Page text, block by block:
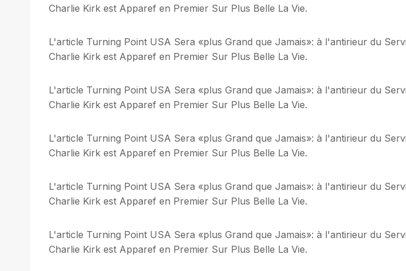
Charlie Kirk est Apparef en Premier Sur Plus Belle La Vie.
L'article Turning Point USA Sera «plus Grand que Jamais»: à l'antirieur du
Charlie Kirk est Apparef en Premier Sur Plus Belle La Vie.
L'article Turning Point USA Sera «plus Grand que Jamais»: à l'antirieur du
Charlie Kirk est Apparef en Premier Sur Plus Belle La Vie.
L'article Turning Point USA Sera «plus Grand que Jamais»: à l'antirieur du
Charlie Kirk est Apparef en Premier Sur Plus Belle La Vie.
L'article Turning Point USA Sera «plus Grand que Jamais»: à l'antirieur du
Charlie Kirk est Apparef en Premier Sur Plus Belle La Vie.
L'article Turning Point USA Sera «plus Grand que Jamais»: à l'antirieur du
Charlie Kirk est Apparef en Premier Sur Plus Belle La Vie.